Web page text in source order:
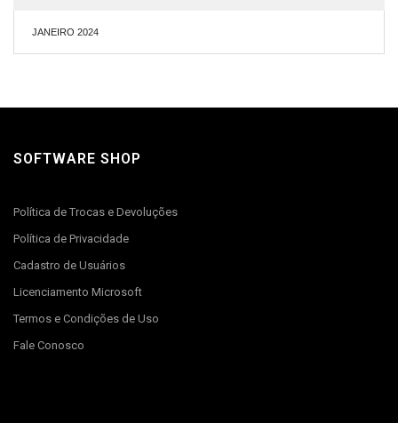
JANEIRO 2024
SOFTWARE SHOP
Política de Trocas e Devoluções
Política de Privacidade
Cadastro de Usuários
Licenciamento Microsoft
Termos e Condições de Uso
Fale Conosco